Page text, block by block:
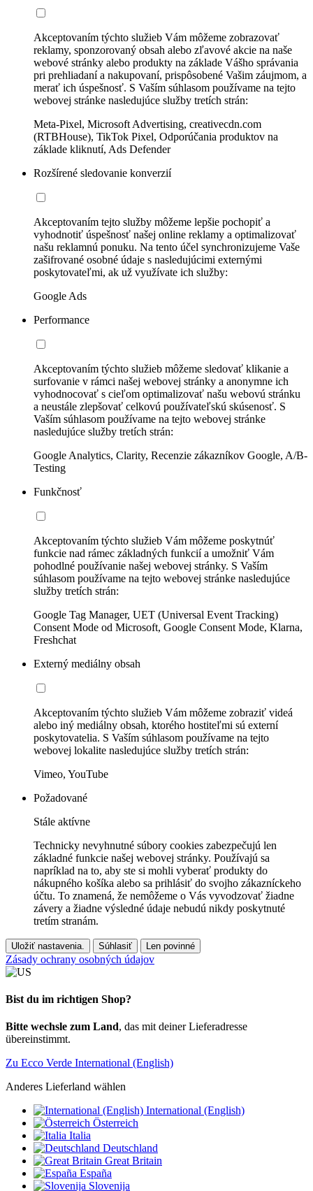
Akceptovaním týchto služieb Vám môžeme zobrazovať
reklamy, sponzorovaný obsah alebo zľavové akcie na naše
webové stránky alebo produkty na základe Vášho správania
pri prehliadaní a nakupovaní, prispôsobené Vašim záujmom, a
merať ich úspešnosť. S Vaším súhlasom používame na tejto
webovej stránke nasledujúce služby tretích strán:
Meta-Pixel, Microsoft Advertising, creativecdn.com
(RTBHouse), TikTok Pixel, Odporúčania produktov na
základe kliknutí, Ads Defender
Rozšírené sledovanie konverzií
Akceptovaním tejto služby môžeme lepšie pochopiť a
vyhodnotiť úspešnosť našej online reklamy a optimalizovať
našu reklamnú ponuku. Na tento účel synchronizujeme Vaše
zašifrované osobné údaje s nasledujúcimi externými
poskytovateľmi, ak už využívate ich služby:
Google Ads
Performance
Akceptovaním týchto služieb môžeme sledovať klikanie a
surfovanie v rámci našej webovej stránky a anonymne ich
vyhodnocovať s cieľom optimalizovať našu webovú stránku
a neustále zlepšovať celkovú používateľskú skúsenosť. S
Vaším súhlasom používame na tejto webovej stránke
nasledujúce služby tretích strán:
Google Analytics, Clarity, Recenzie zákazníkov Google, A/B-
Testing
Funkčnosť
Akceptovaním týchto služieb Vám môžeme poskytnúť
funkcie nad rámec základných funkcií a umožniť Vám
pohodlné používanie našej webovej stránky. S Vaším
súhlasom používame na tejto webovej stránke nasledujúce
služby tretích strán:
Google Tag Manager, UET (Universal Event Tracking)
Consent Mode od Microsoft, Google Consent Mode, Klarna,
Freshchat
Externý mediálny obsah
Akceptovaním týchto služieb Vám môžeme zobraziť videá
alebo iný mediálny obsah, ktorého hostiteľmi sú externí
poskytovatelia. S Vaším súhlasom používame na tejto
webovej lokalite nasledujúce služby tretích strán:
Vimeo, YouTube
Požadované
Stále aktívne
Technicky nevyhnutné súbory cookies zabezpečujú len
základné funkcie našej webovej stránky. Používajú sa
napríklad na to, aby ste si mohli vyberať produkty do
nákupného košíka alebo sa prihlásiť do svojho zákazníckeho
účtu. To znamená, že nemôžeme o Vás vyvodzovať žiadne
závery a žiadne výsledné údaje nebudú nikdy poskytnuté
tretím stranám.
Uložiť nastavenia. Súhlasiť Len povinné
Zásady ochrany osobných údajov
Bist du im richtigen Shop?
Bitte wechsle zum Land, das mit deiner Lieferadresse
übereinstimmt.
Zu Ecco Verde International (English)
Anderes Lieferland wählen
International (English)
Österreich
Italia
Deutschland
Great Britain
España
Slovenija